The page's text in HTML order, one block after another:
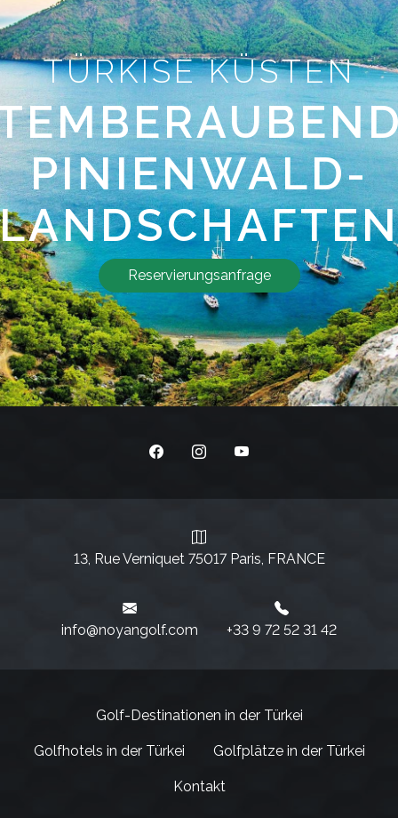
TÜRKISE KÜSTEN
PINIENWALD-
Reservierungsanfrage
13, Rue Verniquet 75017 Paris, FRANCE
info@noyangolf.com +33 9 72 52 31 42‬
Golf-Destinationen in der Türkei
Golfhotels in der Türkei Golfplätze in der Türkei
Kontakt